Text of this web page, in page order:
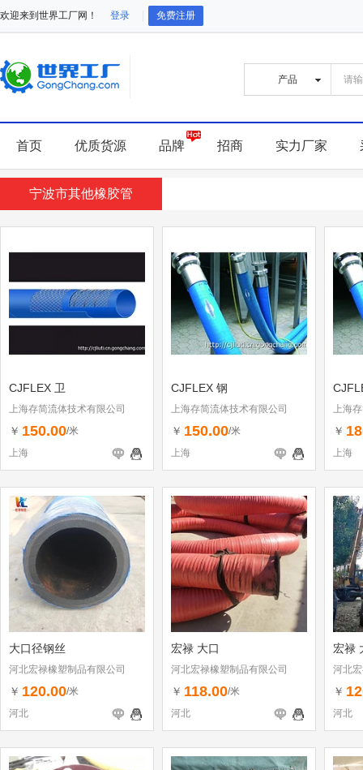
欢迎来到世界工厂网！ 登录 免费注册
首页 优质货源 品牌 招商 实力厂家
宁波市其他橡胶管
CJFLEX 卫
上海存简流体技术有限公司
￥ 150.00/米
上海
CJFLEX 钢
上海存简流体技术有限公司
￥ 150.00/米
上海
上海
￥
上海
大口径钢丝
河北宏禄橡塑制品有限公司
￥ 120.00/米
河北
宏禄 大口
河北宏禄橡塑制品有限公司
￥ 118.00/米
河北
宏禄
河北
￥
河北